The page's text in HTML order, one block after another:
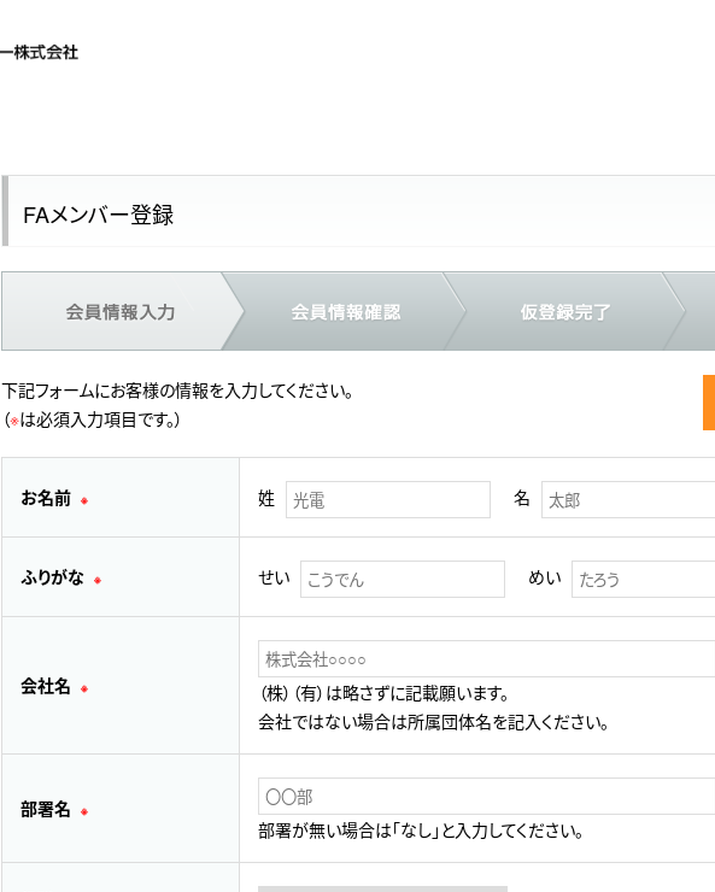
FAメンバー登録
下記フォームにお客様の情報を入力してください。
（※は必須入力項目です。）
お名前 ※ 姓 名
ふりがな ※ せい めい
会社名 ※
（株）（有）は略さずに記載願います。
会社ではない場合は所属団体名を記入ください。
部署名 ※
部署が無い場合は「なし」と入力してください。